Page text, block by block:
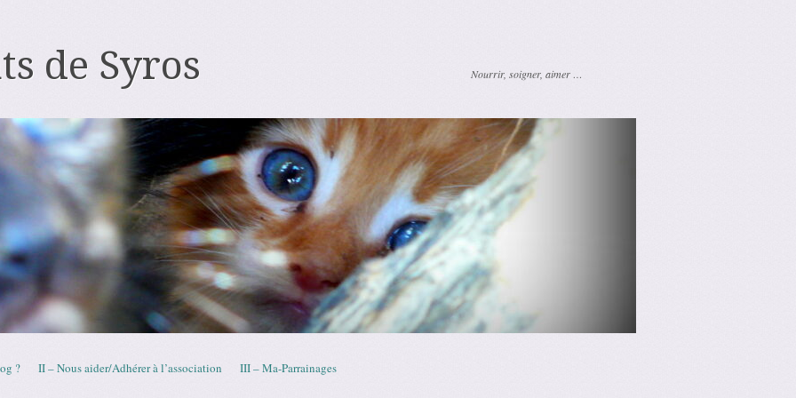
de Syros Nourrir, soigner, aimer …
? II – Nous aider/Adhérer à l’association III – Ma-Parrainages